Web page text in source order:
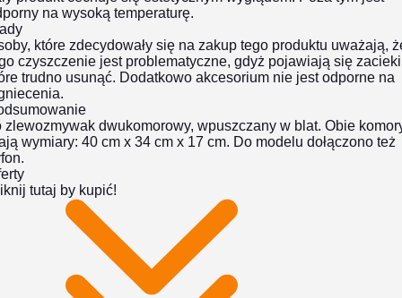
na wysoką temperaturę.
które zdecydowały się na zakup tego produktu uważają,
czyszczenie jest problematyczne, gdyż pojawiają się
trudno usunąć. Dodatkowo akcesorium nie jest odporne na
zlewozmywak dwukomorowy, wpuszczany w blat. Obie
wymiary: 40 cm x 34 cm x 17 cm. Do modelu dołączono też
tutaj by kupić!